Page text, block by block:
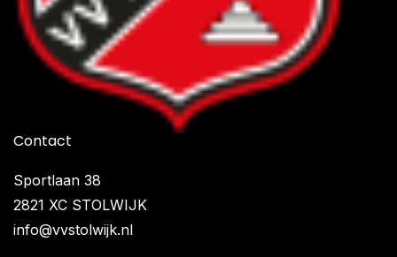
Contact
Sportlaan 38
2821 XC STOLWIJK
info@vvstolwijk.nl